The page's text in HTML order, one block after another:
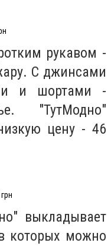
рукавом -
С джинсами
и шортами -
"ТутМодно"
цену - 46
выкладывает
которых можно